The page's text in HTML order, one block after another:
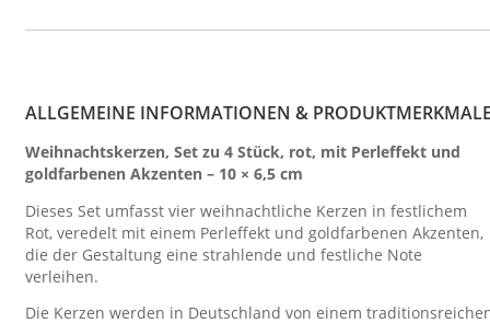
ALLGEMEINE INFORMATIONEN &
Weihnachtskerzen, Set zu 4 Stück, rot, mit Perleffekt und
goldfarbenen Akzenten – 10 × 6,5 cm
Dieses Set umfasst vier weihnachtliche Kerzen in festlichem
Rot, veredelt mit einem Perleffekt und goldfarbenen Akzenten,
die der Gestaltung eine strahlende und festliche Note
verleihen.
Die Kerzen werden in Deutschland von einem